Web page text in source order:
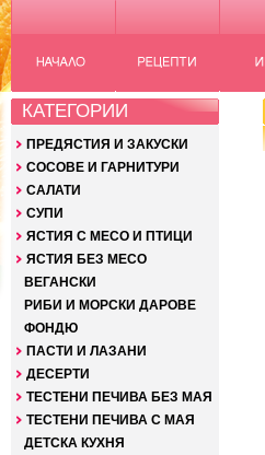
КАТЕГОРИИ
ПРЕДЯСТИЯ И ЗАКУСКИ
СОСОВЕ И ГАРНИТУРИ
САЛАТИ
СУПИ
ЯСТИЯ С МЕСО И ПТИЦИ
ЯСТИЯ БЕЗ МЕСО
ВЕГАНСКИ
РИБИ И МОРСКИ ДАРОВЕ
ФОНДЮ
ПАСТИ И ЛАЗАНИ
ДЕСЕРТИ
ТЕСТЕНИ ПЕЧИВА БЕЗ МАЯ
ТЕСТЕНИ ПЕЧИВА С МАЯ
ДЕТСКА КУХНЯ